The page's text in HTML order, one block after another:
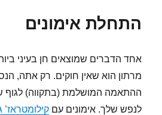
חם
התחלת אימונים
אחד הדברים שמוצאים חן בעיני
מרתון הוא שאין חוקים. רק אתה,
ההתאמה המושלמת (בתקווה) לגוף
לנפש שלך. אימונים עםקילומטראז’